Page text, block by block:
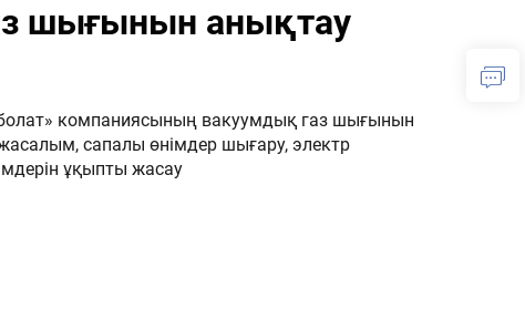
шығынын анықтау
компаниясының вакуумдық газ шығынын
сапалы өнімдер шығару, электр
ұқыпты жасау